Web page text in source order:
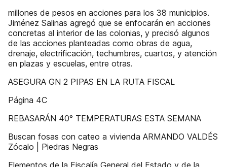
millones de pesos en acciones para los 38 municipios.
Jiménez Salinas agregó que se enfocarán en acciones
concretas al interior de las colonias, y precisó algunos
de las acciones planteadas como obras de agua,
drenaje, electrificación, techumbres, cuartos, y atención
en plazas y escuelas, entre otras.
ASEGURA GN 2 PIPAS EN LA RUTA FISCAL
Página 4C
REBASARÁN 40° TEMPERATURAS ESTA SEMANA
Buscan fosas con cateo a vivienda ARMANDO VALDÉS
Zócalo | Piedras Negras
Elementos de la Fiscalía General del Estado y de la